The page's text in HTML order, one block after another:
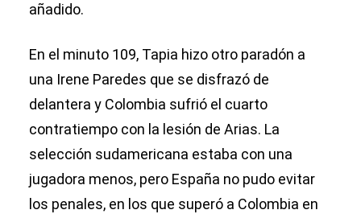
añadido.
En el minuto 109, Tapia hizo otro paradón a
una Irene Paredes que se disfrazó de
delantera y Colombia sufrió el cuarto
contratiempo con la lesión de Arias. La
selección sudamericana estaba con una
jugadora menos, pero España no pudo evitar
los penales, en los que superó a Colombia en